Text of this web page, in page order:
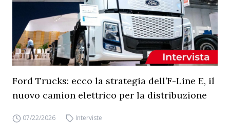
Ford Trucks: ecco la strategia dell’F-Line E, il
nuovo camion elettrico per la distribuzione
07/22/2026 Interviste